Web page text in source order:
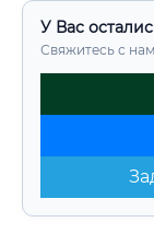
У Вас
Свяжитесь с